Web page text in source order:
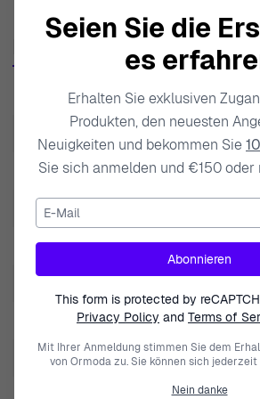
Silber, Muscheln und Zirkon, die eine
Kombination aus Langlebigkeit und
Orphelia für Eleganz spiegelt sich in
wider und verbindet Tradition mit
Stilen, die mit modernen Frauen im
bei einem lässigen Ausflug oder
Zusammenkunft, die Stücke von
gestaltet, dass Sie sich besonders
Essenz von Weiblichkeit und Anmut
einem Bekenntnis zu Qualität und
für Details hebt sich Orphelia als
Schönheit des Alltags feiert und
ihre Individualität durch luxuriösen
Produktdaten
ZO-7171/RG
5415190059755
Gewicht5.000000
ModellMariza
MarkeOrphelia
GeschlechtDamen
Schließung
Seien Sie die
es
Erhalten Sie exklusiven
Produkten, den neuesten
Neuigkeiten und bekommen Sie
Sie sich anmelden und €150 oder
E-Mail
Abonnieren
This form is protected by
Privacy Policy and Terms of
Mit Ihrer Anmeldung stimmen Sie dem
von Ormoda zu. Sie können sich
Nein danke